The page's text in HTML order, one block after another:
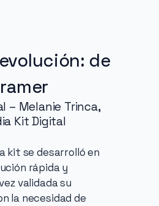
de
– Melanie Trinca,
Kit Digital
kit se desarrolló en
rápida y
validada su
la necesidad de